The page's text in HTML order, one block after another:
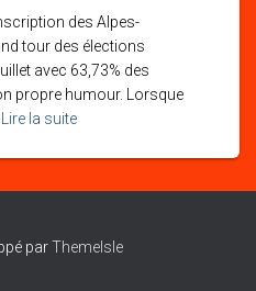
des Alpes-
tour des élections
avec 63,73% des
propre humour. Lorsque
Lire la suite
parThemeIsle